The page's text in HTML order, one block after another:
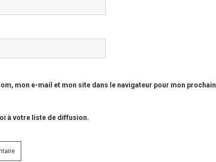
mon e-mail et mon site dans le navigateur pour mon prochain
à votre liste de diffusion.